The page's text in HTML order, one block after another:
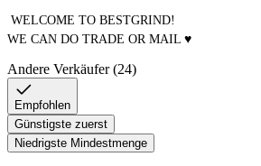
WELCOME TO BESTGRIND!
Andere Verkäufer (24)
Empfohlen
Günstigste zuerst
Niedrigste Mindestmenge